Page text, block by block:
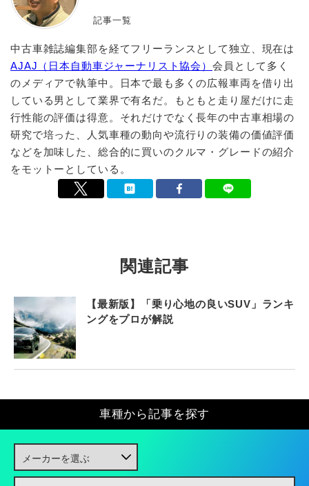
記事一覧
中古車雑誌編集部を経てフリーランスとして独立、現在は
AJAJ（日本自動車ジャーナリスト協会） 会員として多く
のメディアで執筆中。日本で最も多くの広報車両を借り出
している男として業界で有名だ。もともと走り屋だけに走
行性能の評価は得意。それだけでなく長年の中古車相場の
研究で培った、人気車種の動向や流行りの装備の価値評価
などを加味した、総合的に買いのクルマ・グレードの紹介
をモットーとしている。
関連記事
【最新版】「乗り心地の良いSUV」ランキ
ングをプロが解説
車種から記事を探す